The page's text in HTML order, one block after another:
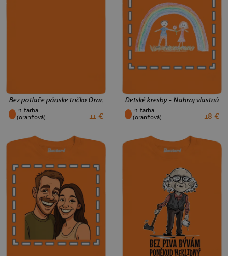
XS S M 3XL
Bez potlače pánske tričko Orange
+1 farba
(oranžová)
11 € XS S M 3XL
Detské kresby - Nahraj vlastnú
+1 farba
(oranžová)
18 €